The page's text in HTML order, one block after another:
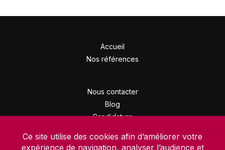
Accueil
Nos références
Nous contacter
Blog
Candidature